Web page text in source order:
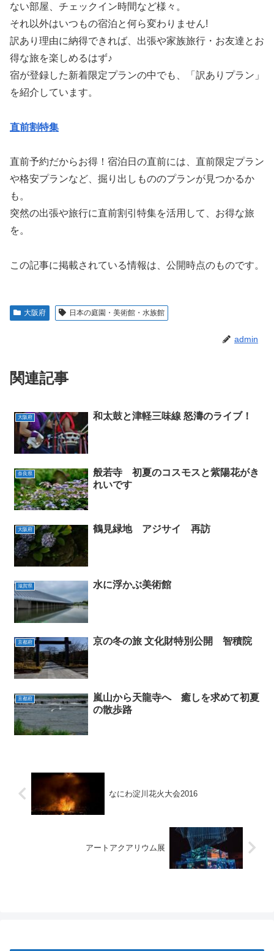
ない部屋、チェックイン時間など様々。
それ以外はいつもの宿泊と何ら変わりません!
訳あり理由に納得できれば、出張や家族旅行・お友達とお
得な旅を楽しめるはず♪
宿が登録した新着限定プランの中でも、「訳ありプラン」
を紹介しています。
直前割特集
直前予約だからお得！宿泊日の直前には、直前限定プラン
や格安プランなど、掘り出しもののプランが見つかるか
も。
突然の出張や旅行に直前割引特集を活用して、お得な旅
を。
この記事に掲載されている情報は、公開時点のものです。
大阪府 日本の庭園・美術館・水族館
admin
関連記事
大阪府 和太鼓と津軽三味線 怒濤のライブ！
奈良県
般若寺 初夏のコスモスと紫陽花がき
れいです
大阪府 鶴見緑地 アジサイ 再訪
滋賀県 水に浮かぶ美術館
京都府 京の冬の旅 文化財特別公開 智積院
京都府
嵐山から天龍寺へ 癒しを求めて初夏
の散歩路
なにわ淀川花火大会2016
アートアクアリウム展